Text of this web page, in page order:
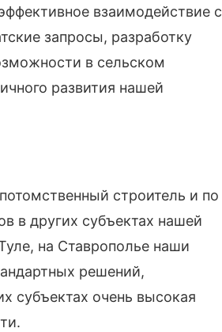
взаимодействие с
запросы, разработку
в сельском
развития нашей
строитель и по
в других субъектах нашей
на Ставрополье наши
решений,
субъектах очень высокая